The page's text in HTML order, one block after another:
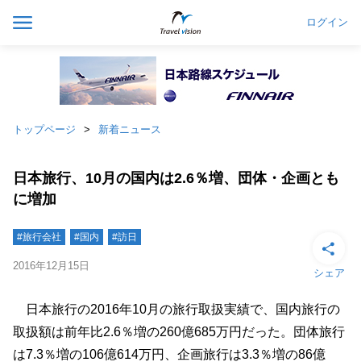
ログイン
トップページ 新着ニュース
日本旅行、10月の国内は2.6％増、団体・企画とも
に増加
#旅行会社 #国内 #訪日
2016年12月15日
シェア
日本旅行の2016年10月の旅行取扱実績で、国内旅行の
取扱額は前年比2.6％増の260億685万円だった。団体旅行
は7.3％増の106億614万円、企画旅行は3.3％増の86億